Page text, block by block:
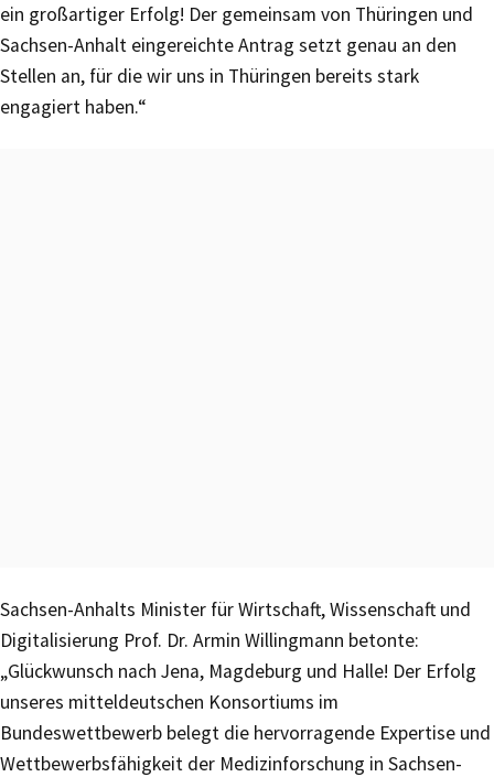
ein großartiger Erfolg! Der gemeinsam von Thüringen und
Sachsen-Anhalt eingereichte Antrag setzt genau an den
Stellen an, für die wir uns in Thüringen bereits stark
engagiert haben.“
Sachsen-Anhalts Minister für Wirtschaft, Wissenschaft und
Digitalisierung Prof. Dr. Armin Willingmann betonte:
„Glückwunsch nach Jena, Magdeburg und Halle! Der Erfolg
unseres mitteldeutschen Konsortiums im
Bundeswettbewerb belegt die hervorragende Expertise und
Wettbewerbsfähigkeit der Medizinforschung in Sachsen-